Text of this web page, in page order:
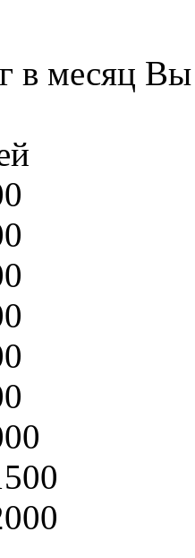
в месяц